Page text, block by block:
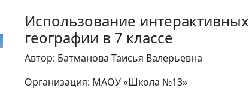
Использование
географии в 7 классе
Автор: Батманова Таисья Валерьевна
Организация: МАОУ «Школа №13»